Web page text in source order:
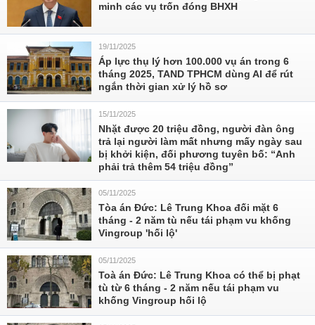
minh các vụ trốn đóng BHXH
19/11/2025
Áp lực thụ lý hơn 100.000 vụ án trong 6
tháng 2025, TAND TPHCM dùng AI để rút
ngắn thời gian xử lý hồ sơ
15/11/2025
Nhặt được 20 triệu đồng, người đàn ông
trả lại người làm mất nhưng mấy ngày sau
bị khởi kiện, đối phương tuyên bố: “Anh
phải trả thêm 54 triệu đồng”
05/11/2025
Tòa án Đức: Lê Trung Khoa đối mặt 6
tháng - 2 năm tù nếu tái phạm vu khống
Vingroup 'hối lộ'
05/11/2025
Toà án Đức: Lê Trung Khoa có thể bị phạt
tù từ 6 tháng - 2 năm nếu tái phạm vu
khống Vingroup hối lộ